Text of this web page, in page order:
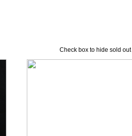
Check box to hide sold out